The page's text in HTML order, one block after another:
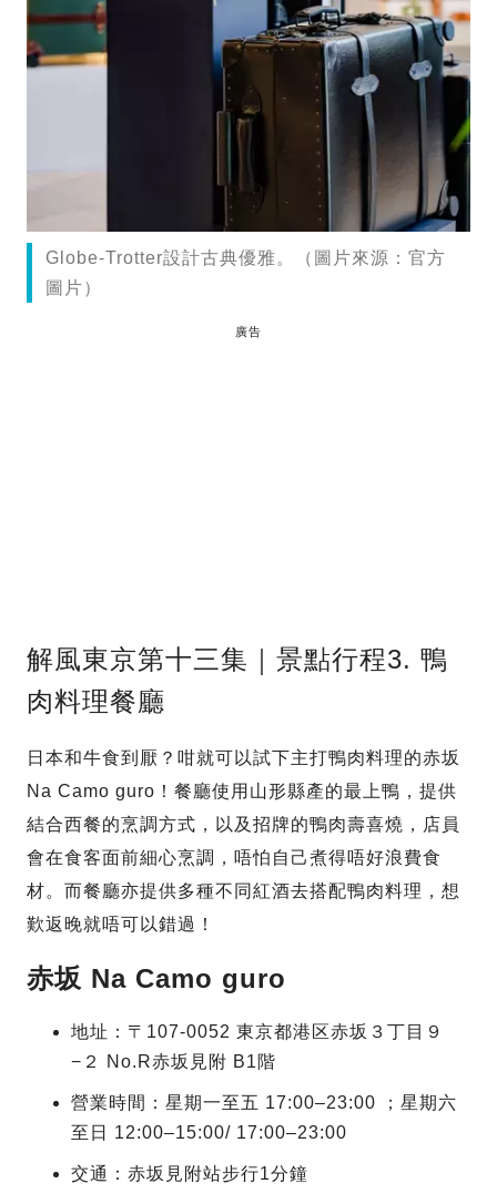
Globe-Trotter設計古典優雅。（圖片來源：官方
圖片）
廣告
解風東京第十三集｜景點行程3. 鴨
肉料理餐廳
日本和牛食到厭？咁就可以試下主打鴨肉料理的赤坂
Na Camo guro！餐廳使用山形縣產的最上鴨，提供
結合西餐的烹調方式，以及招牌的鴨肉壽喜燒，店員
會在食客面前細心烹調，唔怕自己煮得唔好浪費食
材。而餐廳亦提供多種不同紅酒去搭配鴨肉料理，想
歎返晚就唔可以錯過！
赤坂 Na Camo guro
地址：〒107-0052 東京都港区赤坂３丁目９
−２ No.R赤坂見附 B1階
營業時間：星期一至五 17:00–23:00 ；星期六
至日 12:00–15:00/ 17:00–23:00
交通：赤坂見附站步行1分鐘